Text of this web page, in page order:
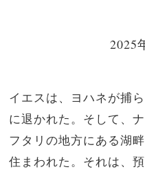
2025
イエスは、ヨハネが捕
に退かれた。 そして、
フタリの地方にある湖
住まわれた。 それは、